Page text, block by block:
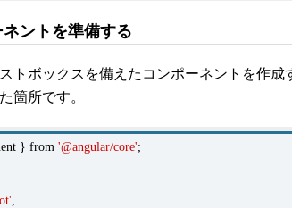
ネントを準備する
トボックスを備えたコンポーネントを作成
箇所です。
} from '@angular/core';
,